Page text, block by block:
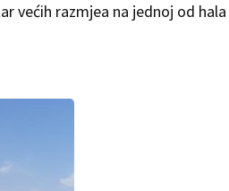
većih razmjea na jednoj od hala